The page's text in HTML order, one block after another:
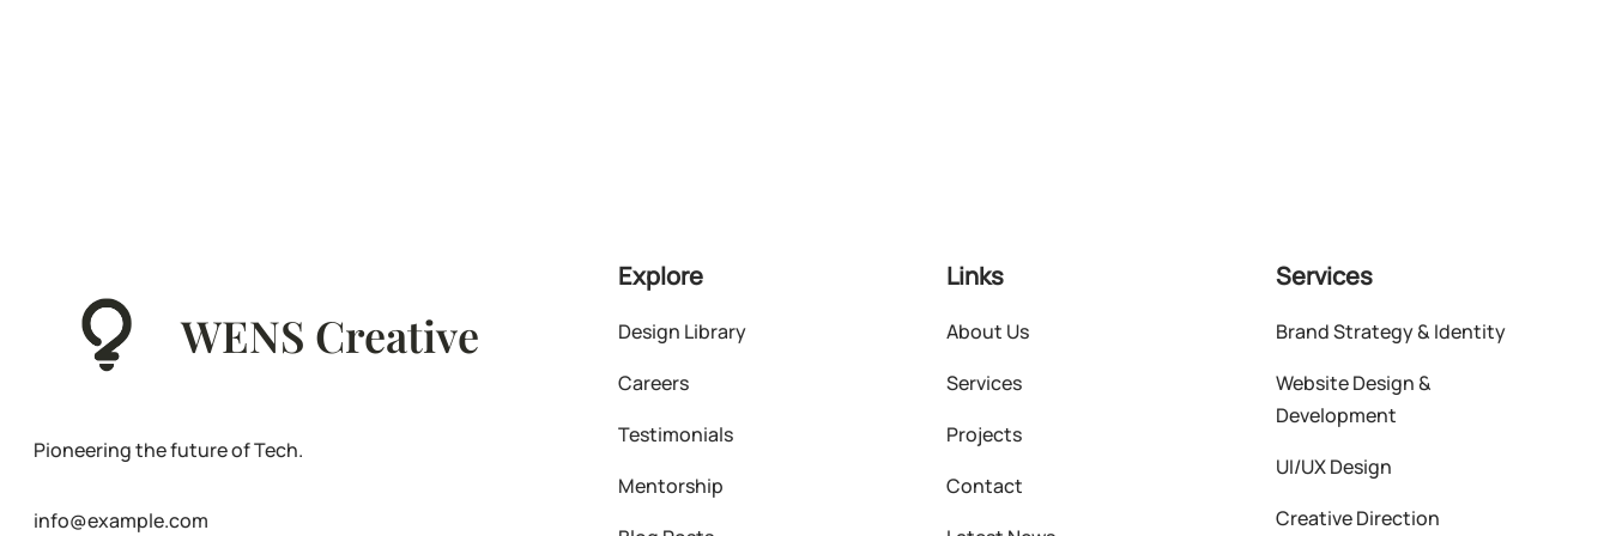
WENS Creative
Pioneering the future of Tech.
info@example.com
Explore
Design Library
Careers
Testimonials
Mentorship
Links
About Us
Services
Projects
Contact
Services
Brand Strategy & Identity
Website Design &
Development
UI/UX Design
Creative Direction